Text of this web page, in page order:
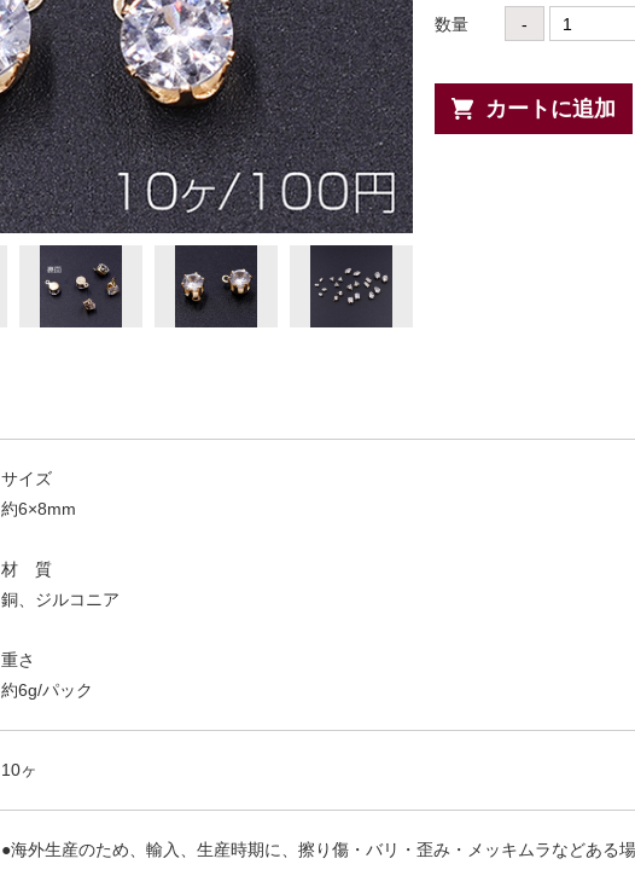
数量 -
カートに追加
サイズ
約6×8mm
材 質
銅、ジルコニア
重さ
約6g/パック
10ヶ
●海外生産のため、輸入、生産時期に、擦り傷・バリ・歪み・メッキムラなどある場